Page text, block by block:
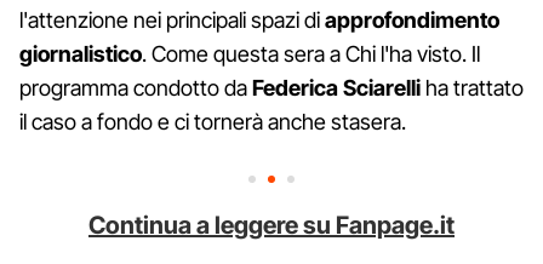
l'attenzione nei principali spazi diapprofondimento
giornalistico. Come questa sera a Chi l'ha visto. Il
programma condotto daFedericaSciarelli ha trattato
il caso a fondo e ci tornerà anche stasera.
Continua a leggere su Fanpage.it